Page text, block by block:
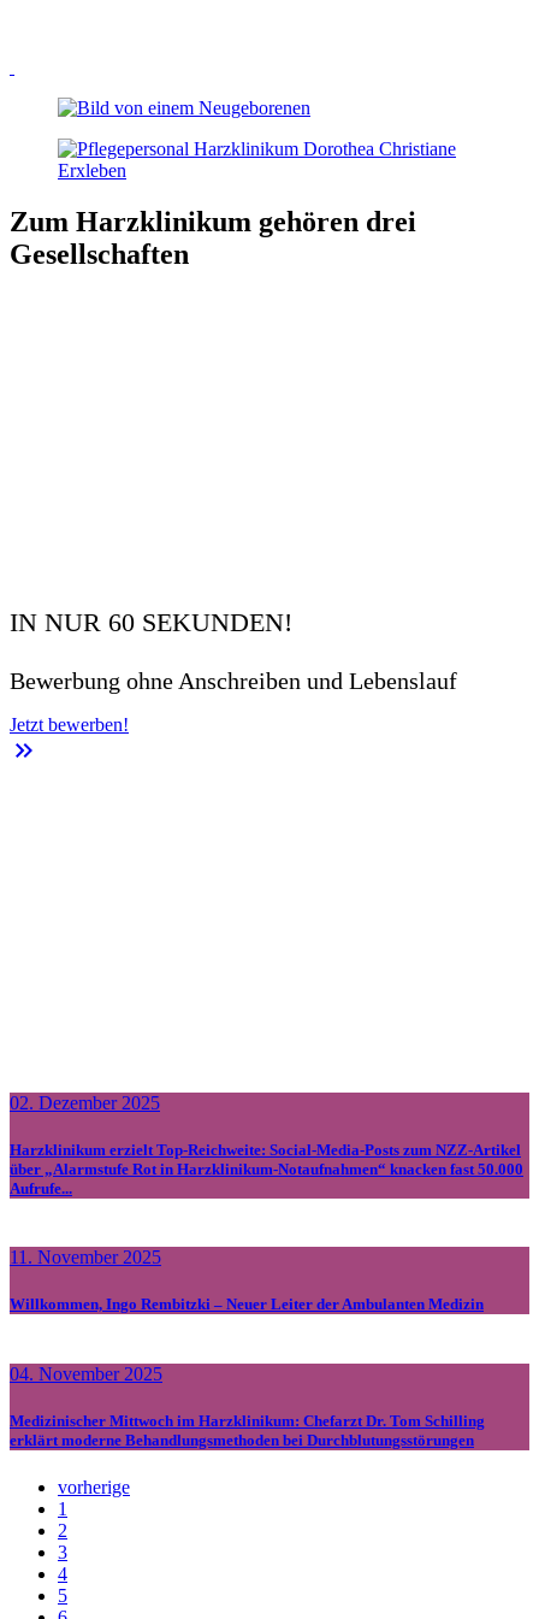
Zum Harzklinikum gehören drei
Gesellschaften
IN NUR 60 SEKUNDEN!
Bewerbung ohne Anschreiben und Lebenslauf
Jetzt bewerben!
keyboard_double_arrow_right
02. Dezember 2025
Harzklinikum erzielt Top-Reichweite: Social-Media-Posts zum NZZ-Artikel
über „Alarmstufe Rot in Harzklinikum-Notaufnahmen“ knacken fast 50.000
Aufrufe...
11. November 2025
Willkommen, Ingo Rembitzki – Neuer Leiter der Ambulanten Medizin
04. November 2025
Medizinischer Mittwoch im Harzklinikum: Chefarzt Dr. Tom Schilling
erklärt moderne Behandlungsmethoden bei Durchblutungsstörungen
vorherige
1
2
3
4
5